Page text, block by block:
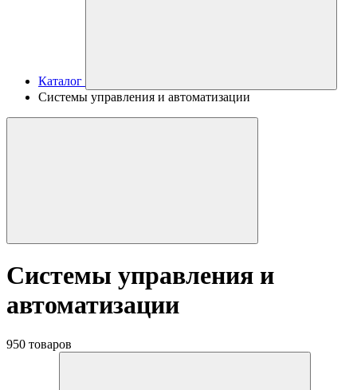
Каталог
Системы управления и автоматизации
Системы управления и
автоматизации
950 товаров